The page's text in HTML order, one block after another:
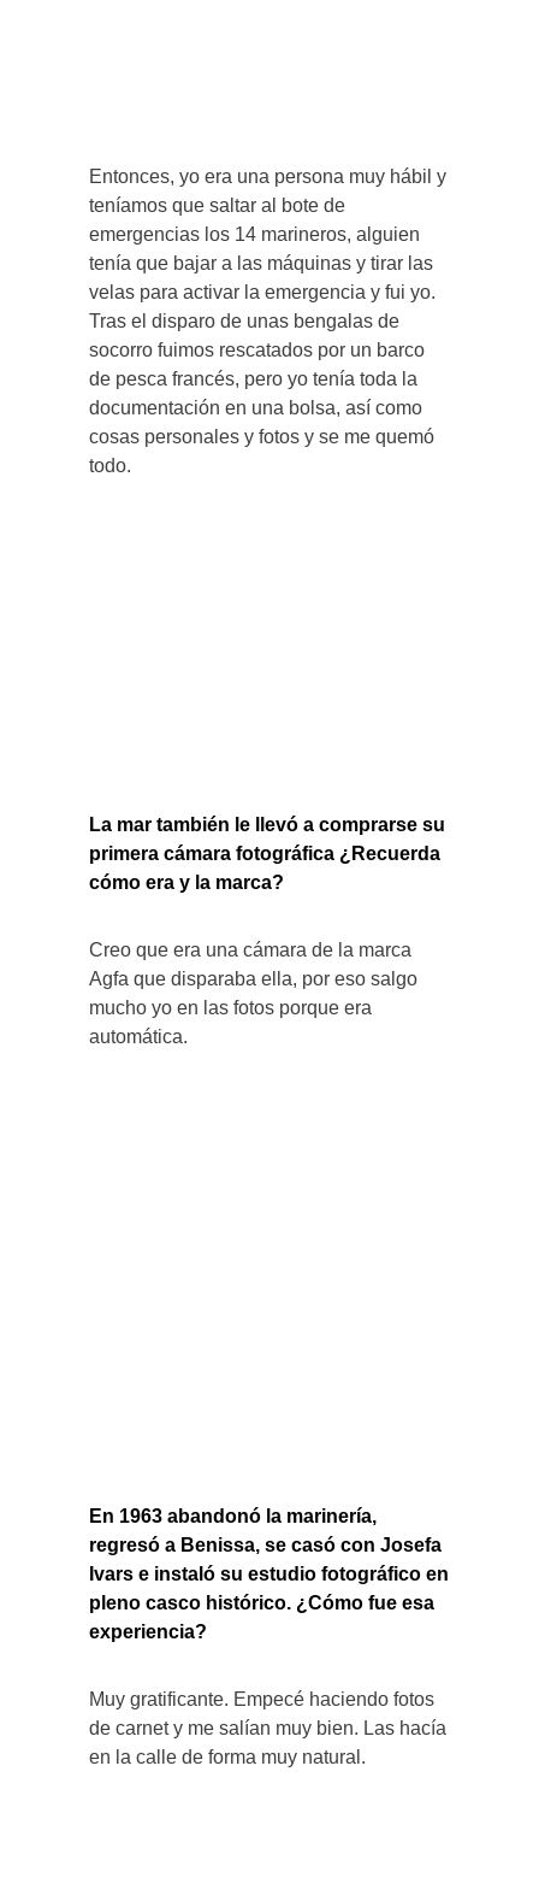
Entonces, yo era una persona muy hábil y
teníamos que saltar al bote de
emergencias los 14 marineros, alguien
tenía que bajar a las máquinas y tirar las
velas para activar la emergencia y fui yo.
Tras el disparo de unas bengalas de
socorro fuimos rescatados por un barco
de pesca francés, pero yo tenía toda la
documentación en una bolsa, así como
cosas personales y fotos y se me quemó
todo.
La mar también le llevó a comprarse su
primera cámara fotográfica ¿Recuerda
cómo era y la marca?
Creo que era una cámara de la marca
Agfa que disparaba ella, por eso salgo
mucho yo en las fotos porque era
automática.
En 1963 abandonó la marinería,
regresó a Benissa, se casó con Josefa
Ivars e instaló su estudio fotográfico en
pleno casco histórico. ¿Cómo fue esa
experiencia?
Muy gratificante. Empecé haciendo fotos
de carnet y me salían muy bien. Las hacía
en la calle de forma muy natural.